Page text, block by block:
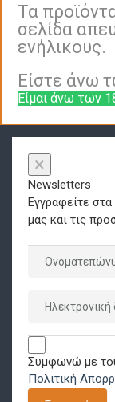
Τα
σελίδα
ενήλικους.
Είστε άνω
Είμαι άνω των
×
Newsletters
Εγγραφείτε
μας και τις
Συμφωνώ με
Πολιτική